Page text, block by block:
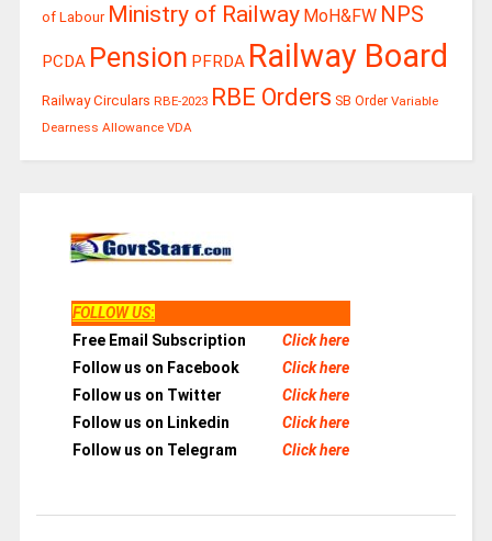
of Labour Ministry of Railway MoH&FW NPS
PCDA Pension PFRDA Railway Board
Railway Circulars RBE-2023 RBE Orders SB Order Variable
Dearness Allowance VDA
FOLLOW US:
Free Email Subscription
Click here
Follow us on Facebook
Click here
Follow us on Twitter
Click here
Follow us on Linkedin
Click here
Follow us on Telegram
Click here